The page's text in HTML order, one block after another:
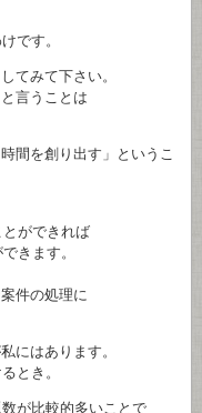
です。
みて下さい。
言うことは
を創り出す」というこ
ができれば
きます。
件の処理に
はあります。
とき。
が比較的多いことで